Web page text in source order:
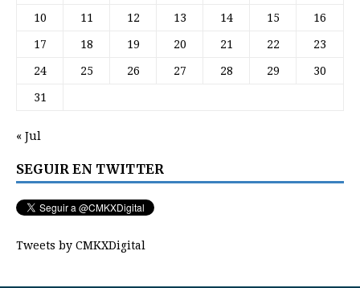
10 11 12 13 14 15 16
17 18 19 20 21 22 23
24 25 26 27 28 29 30
31
« Jul
SEGUIR EN TWITTER
Tweets by CMKXDigital